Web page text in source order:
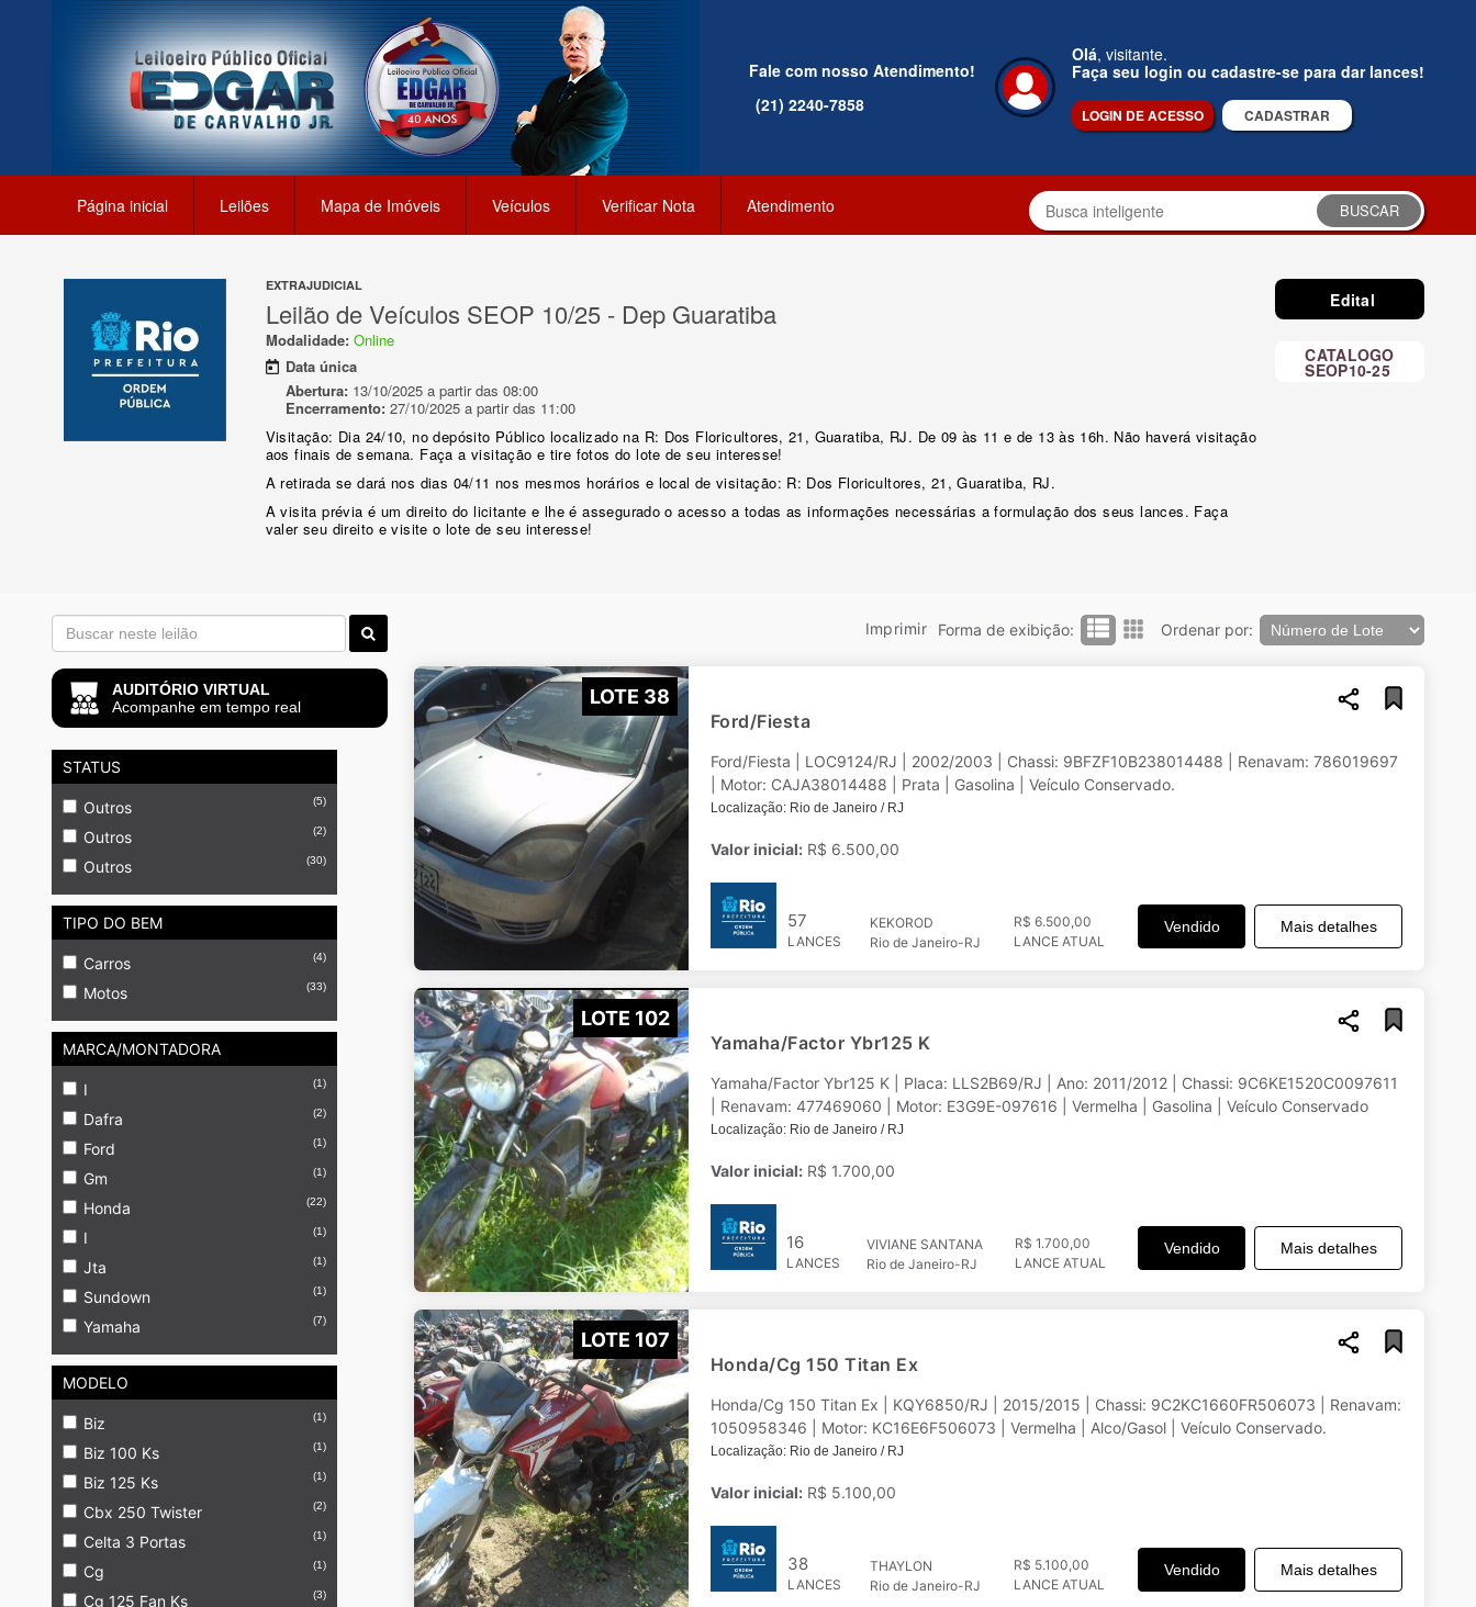
Fale com nosso Atendimento!
(21) 2240-7858
Olá, visitante.
Faça seu login ou cadastre-se para dar lances!
LOGIN DE ACESSO CADASTRAR
Página inicial Leilões Mapa de Imóveis Veículos Verificar Nota Atendimento BUSCAR
EXTRAJUDICIAL
Leilão de Veículos SEOP 10/25 - Dep Guaratiba
Modalidade: Online
Data única
Abertura:13/10/2025 a partir das 08:00
Encerramento:27/10/2025 a partir das 11:00
Visitação: Dia 24/10, no depósito Público localizado na R: Dos Floricultores, 21, Guaratiba, RJ. De 09 às 11 e de 13 às 16h. Não haverá visitação
aos finais de semana. Faça a visitação e tire fotos do lote de seu interesse!
A retirada se dará nos dias 04/11 nos mesmos horários e local de visitação: R: Dos Floricultores, 21, Guaratiba, RJ.
A visita prévia é um direito do licitante e lhe é assegurado o acesso a todas as informações necessárias a formulação dos seus lances. Faça
valer seu direito e visite o lote de seu interesse!
Edital
CATALOGO
SEOP10-25
AUDITÓRIO VIRTUAL
Acompanhe em tempo real
Imprimir Forma de exibição: Ordenar por:
STATUS
Outros (5)
Outros (2)
Outros (30)
TIPO DO BEM
Carros (4)
Motos (33)
MARCA/MONTADORA
I (1)
Dafra (2)
Ford (1)
Gm (1)
Honda (22)
I (1)
Jta (1)
Sundown (1)
Yamaha (7)
MODELO
Biz (1)
Biz 100 Ks (1)
Biz 125 Ks (1)
Cbx 250 Twister (2)
Celta 3 Portas (1)
Cg (1)
Cg 125 Fan Ks (3)
LOTE 38
Ford/Fiesta
Ford/Fiesta | LOC9124/RJ | 2002/2003 | Chassi: 9BFZF10B238014488 | Renavam: 786019697
| Motor: CAJA38014488 | Prata | Gasolina | Veículo Conservado.
Localização: Rio de Janeiro / RJ
Valor inicial: R$ 6.500,00
57
LANCES
KEKOROD
Rio de Janeiro-RJ
R$ 6.500,00
LANCE ATUAL
Vendido Mais detalhes
LOTE 102
Yamaha/Factor Ybr125 K
Yamaha/Factor Ybr125 K | Placa: LLS2B69/RJ | Ano: 2011/2012 | Chassi: 9C6KE1520C0097611
| Renavam: 477469060 | Motor: E3G9E-097616 | Vermelha | Gasolina | Veículo Conservado
Localização: Rio de Janeiro / RJ
Valor inicial: R$ 1.700,00
16
LANCES
VIVIANE SANTANA
Rio de Janeiro-RJ
R$ 1.700,00
LANCE ATUAL
Vendido Mais detalhes
LOTE 107
Honda/Cg 150 Titan Ex
Honda/Cg 150 Titan Ex | KQY6850/RJ | 2015/2015 | Chassi: 9C2KC1660FR506073 | Renavam:
1050958346 | Motor: KC16E6F506073 | Vermelha | Alco/Gasol | Veículo Conservado.
Localização: Rio de Janeiro / RJ
Valor inicial: R$ 5.100,00
38
LANCES
THAYLON
Rio de Janeiro-RJ
R$ 5.100,00
LANCE ATUAL
Vendido Mais detalhes